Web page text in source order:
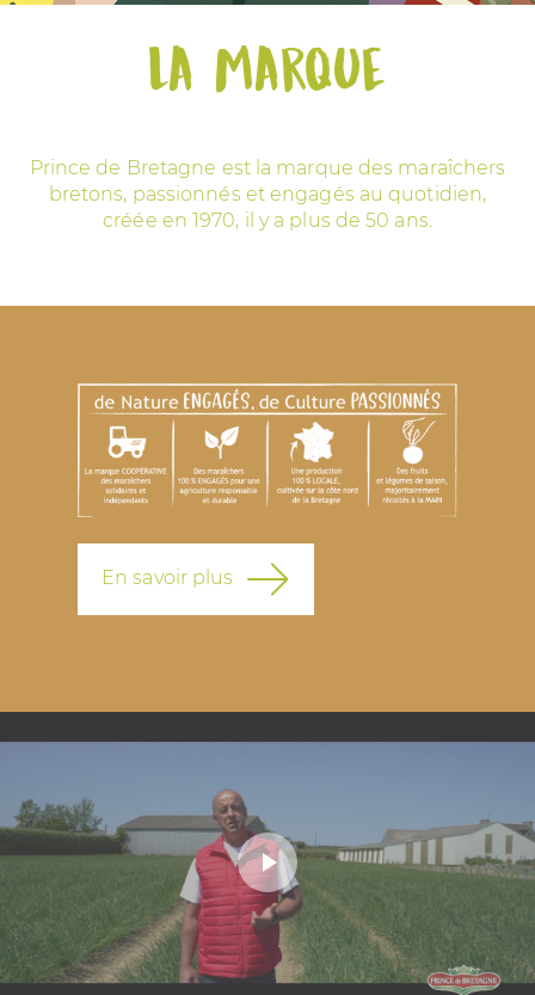
Espace Pros & Presse
La marque
Prince de Bretagne est la marque des maraîchers
bretons, passionnés et engagés au quotidien,
créée en 1970, il y a plus de 50 ans.
En savoir plus